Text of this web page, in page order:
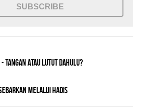
SUBSCRIBE
TANGAN ATAU LUTUT DAHULU?
MELALUI HADIS